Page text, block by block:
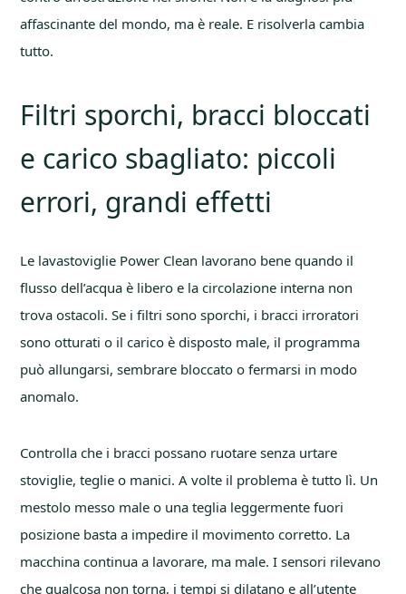
affascinante del mondo, ma è reale. E risolverla cambia
tutto.
Filtri sporchi, bracci bloccati
e carico sbagliato: piccoli
errori, grandi effetti
Le lavastoviglie Power Clean lavorano bene quando il
flusso dell’acqua è libero e la circolazione interna non
trova ostacoli. Se i filtri sono sporchi, i bracci irroratori
sono otturati o il carico è disposto male, il programma
può allungarsi, sembrare bloccato o fermarsi in modo
anomalo.
Controlla che i bracci possano ruotare senza urtare
stoviglie, teglie o manici. A volte il problema è tutto lì. Un
mestolo messo male o una teglia leggermente fuori
posizione basta a impedire il movimento corretto. La
macchina continua a lavorare, ma male. I sensori rilevano
che qualcosa non torna, i tempi si dilatano e all’utente